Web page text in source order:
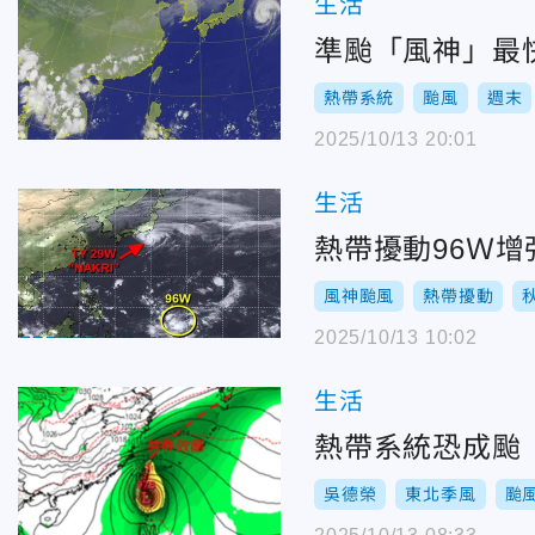
準颱「風神」
熱帶系統 颱風 週末
2025/10/13 20:01
生活
熱帶擾動96Ｗ
風神颱風 熱帶擾動
2025/10/13 10:02
生活
熱帶系統恐成颱
吳德榮 東北季風 颱